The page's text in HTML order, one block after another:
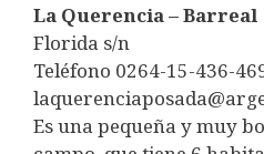
La Querencia – Barreal
Florida s/n
Teléfono 0264-15-436-
Es una pequeña y muy